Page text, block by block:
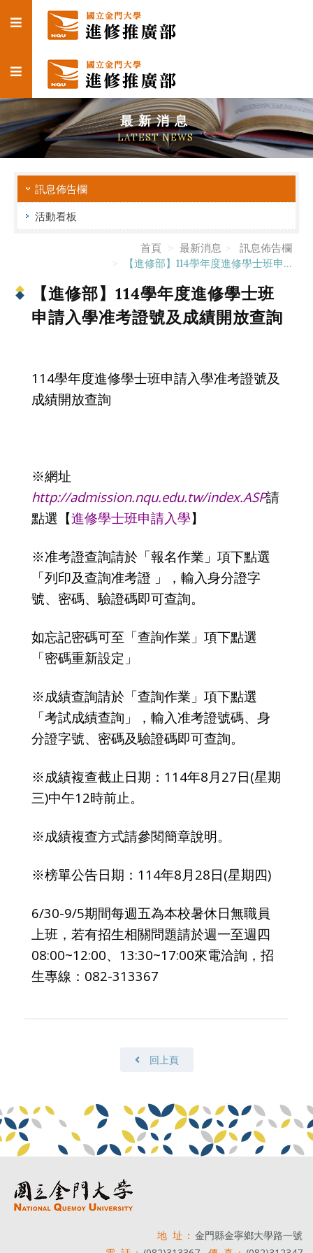
最新消息
LATEST NEWS
訊息佈告欄
活動看板
首頁 最新消息
訊息佈告欄
【進修部】114學年度進修學士班申...
【進修部】114學年度進修學士班
申請入學准考證號及成績開放查詢
114學年度進修學士班申請入學准考證號及
成績開放查詢
※網址
http://admission.nqu.edu.tw/index.ASP請
點選【進修學士班申請入學】
※准考證查詢請於「報名作業」項下點選
「列印及查詢准考證 」，輸入身分證字
號、密碼、驗證碼即可查詢。
如忘記密碼可至「查詢作業」項下點選
「密碼重新設定」
※成績查詢請於「查詢作業」項下點選
「考試成績查詢」，輸入准考證號碼、身
分證字號、密碼及驗證碼即可查詢。
※成績複查截止日期：114年8月27日(星期
三)中午12時前止。
※成績複查方式請參閱簡章說明。
※榜單公告日期：114年8月28日(星期四)
6/30-9/5期間每週五為本校暑休日無職員
上班，若有招生相關問題請於週一至週四
08:00~12:00、13:30~17:00來電洽詢，招
生專線：082-313367
回上頁
地 址： 金門縣金寧鄉大學路一號